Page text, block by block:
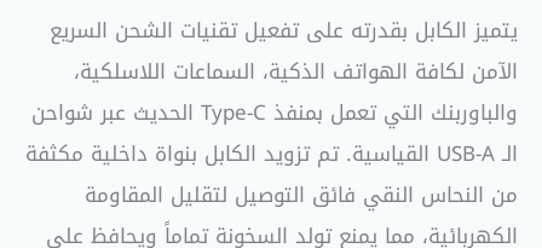
يتميز الكابل بقدرته على تفعيل تقنيات الشحن السريع
الآمن لكافة الهواتف الذكية، السماعات اللاسلكية،
والباوربنك التي تعمل بمنفذ Type-C الحديث عبر شواحن
الـ USB-A القياسية. تم تزويد الكابل بنواة داخلية مكثفة
من النحاس النقي فائق التوصيل لتقليل المقاومة
الكهربائية، مما يمنع تولد السخونة تماماً ويحافظ على